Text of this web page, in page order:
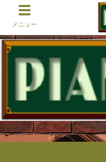
メニュー